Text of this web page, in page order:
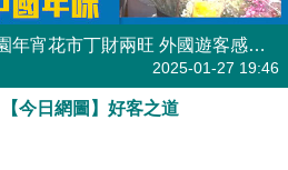
【短片】【吉祥如意】維園年宵花市丁財兩旺 外國遊客感受中國年味
2025-01-27 19:46
【今日網圖】好客之道